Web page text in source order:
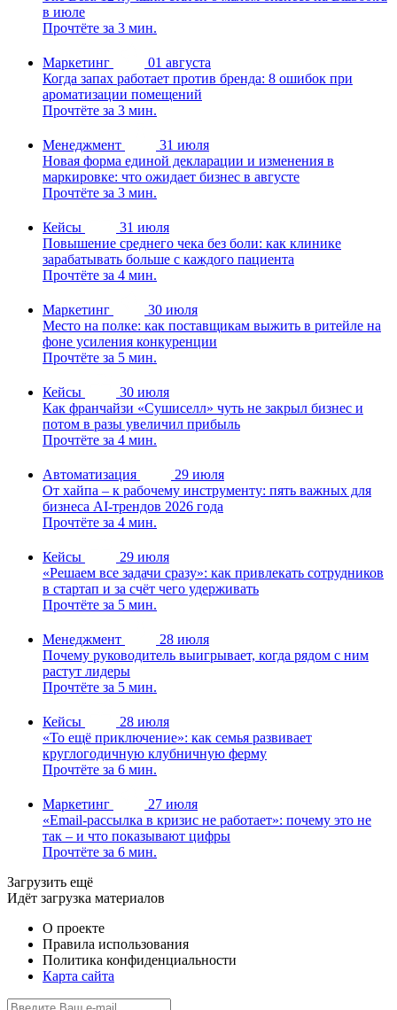
в июле
Прочтёте за 3 мин.
Маркетинг
01 августа
Когда запах работает против бренда: 8 ошибок при
ароматизации помещений
Прочтёте за 3 мин.
Менеджмент
31 июля
Новая форма единой декларации и изменения в
маркировке: что ожидает бизнес в августе
Прочтёте за 3 мин.
Кейсы
31 июля
Повышение среднего чека без боли: как клинике
зарабатывать больше с каждого пациента
Прочтёте за 4 мин.
Маркетинг
30 июля
Место на полке: как поставщикам выжить в ритейле на
фоне усиления конкуренции
Прочтёте за 5 мин.
Кейсы
30 июля
Как франчайзи «Сушиселл» чуть не закрыл бизнес и
потом в разы увеличил прибыль
Прочтёте за 4 мин.
Автоматизация
29 июля
От хайпа – к рабочему инструменту: пять важных для
бизнеса AI-трендов 2026 года
Прочтёте за 4 мин.
Кейсы
29 июля
«Решаем все задачи сразу»: как привлекать сотрудников
в стартап и за счёт чего удерживать
Прочтёте за 5 мин.
Менеджмент
28 июля
Почему руководитель выигрывает, когда рядом с ним
растут лидеры
Прочтёте за 5 мин.
Кейсы
28 июля
«То ещё приключение»: как семья развивает
круглогодичную клубничную ферму
Прочтёте за 6 мин.
Маркетинг
27 июля
«Email-рассылка в кризис не работает»: почему это не
так – и что показывают цифры
Прочтёте за 6 мин.
Загрузить ещё
Идёт загрузка материалов
О проекте
Правила использования
Политика конфиденциальности
Карта сайта